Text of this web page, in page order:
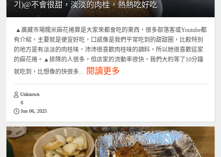
기)@不會很甜，淡淡的肉桂，熱熱吃好吃
▲廣藏市場糯米麻花捲算是大家來都會吃的東西，很多部落客或Youtube都
有介紹，主要就是便宜好吃，口感像是我們平常吃到的甜甜圈，比較特別
的地方是有淡淡的肉桂味，沛沛很喜歡肉桂味的調料，所以她很喜歡這家
的麻花捲。▲排隊的人很多，但店家的流動率很快，我們大約等了10分鐘
就吃到，比想像的快很多...
閱讀更多
Unknown
0
Jun 06, 2025